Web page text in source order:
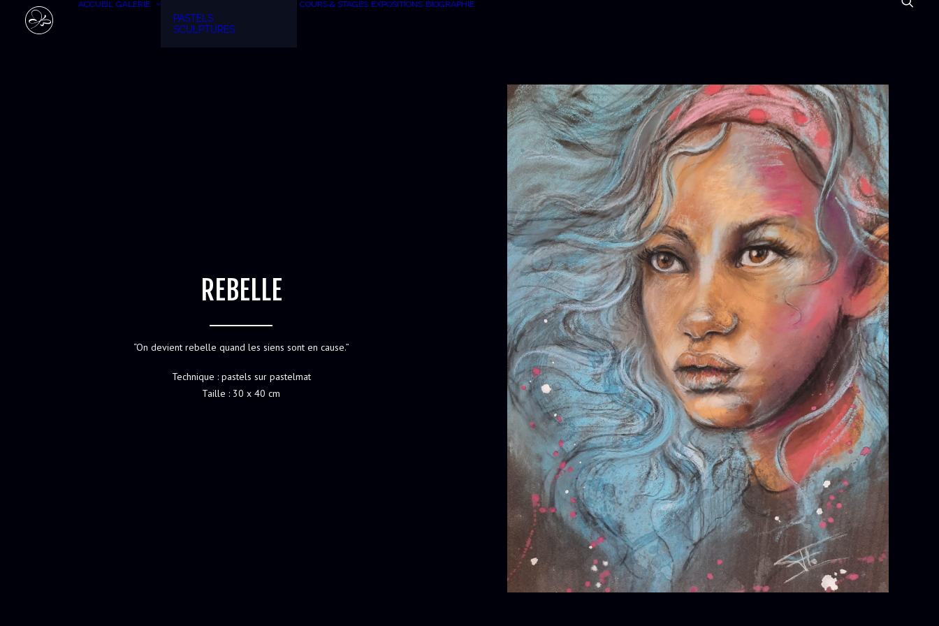
ACCUEIL GALERIE
PASTELS
SCULPTURES
COURS & STAGES EXPOSITIONS BIOGRAPHIE
REBELLE
“On devient rebelle quand les siens sont en cause.”
Technique : pastels sur pastelmat
Taille : 30 x 40 cm